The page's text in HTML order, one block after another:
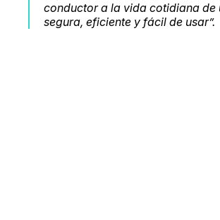
conductor a la vida cotidiana de
segura, eficiente y fácil de usar”.